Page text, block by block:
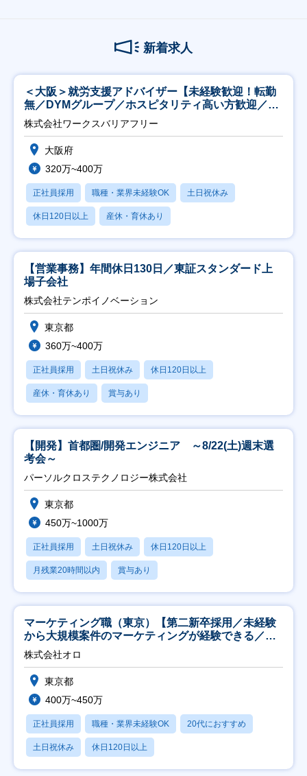
新着求人
＜大阪＞就労支援アドバイザー【未経験歓迎！転勤
無／DYMグループ／ホスピタリティ高い方歓迎／土
日祝】
株式会社ワークスバリアフリー
大阪府
320万~400万
正社員採用 職種・業界未経験OK 土日祝休み
休日120日以上 産休・育休あり
【営業事務】年間休日130日／東証スタンダード上
場子会社
株式会社テンポイノベーション
東京都
360万~400万
正社員採用 土日祝休み 休日120日以上
産休・育休あり 賞与あり
【開発】首都圏/開発エンジニア ～8/22(土)週末選
考会～
パーソルクロステクノロジー株式会社
東京都
450万~1000万
正社員採用 土日祝休み 休日120日以上
月残業20時間以内 賞与あり
マーケティング職（東京）【第二新卒採用／未経験
から大規模案件のマーケティングが経験できる／研
修充実】
株式会社オロ
東京都
400万~450万
正社員採用 職種・業界未経験OK 20代におすすめ
土日祝休み 休日120日以上